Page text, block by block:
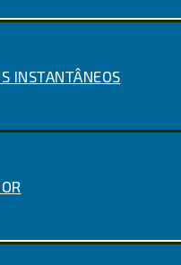
INSTANTÂNEOS